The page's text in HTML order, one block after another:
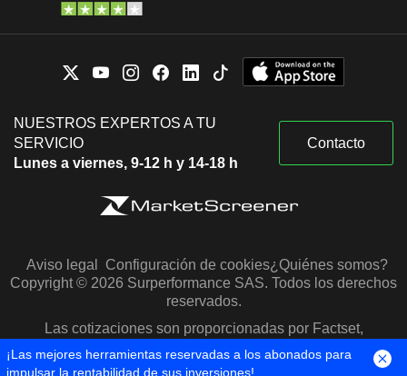
NUESTROS EXPERTOS A TU
SERVICIO
Lunes a viernes, 9-12 h y 14-18 h
Contacto
Aviso legal Configuración de cookies¿Quiénes somos?
Copyright © 2026 Surperformance SAS. Todos los derechos
reservados.
Las cotizaciones son proporcionadas por Factset,
Morningstar y S&P Capital IQ
¡Las mejores herramientas reservadas a los abonados para
impulsar la rentabilidad de sus inversiones!